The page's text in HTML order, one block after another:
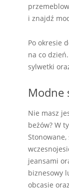
i znajdź
Po okresie
na co
sylwetki
Modne
Nie masz
beżów? W
jeansami
biznesowy
obcasie